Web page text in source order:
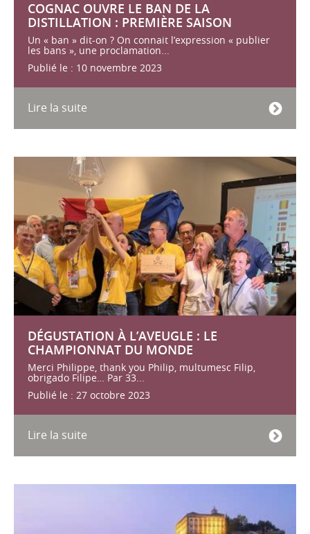
COGNAC OUVRE LE BAN DE LA
DISTILLATION : PREMIÈRE SAISON
Un « ban » dit-on ? On connait l’expression « publier
les bans », une proclamation...
Publié le : 10 novembre 2023
Lire la suite
DÉGUSTATION À L’AVEUGLE : LE
CHAMPIONNAT DU MONDE
Merci Philippe, thank you Philip, multumesc Filip,
obrigado Filipe… Par 33...
Publié le : 27 octobre 2023
Lire la suite